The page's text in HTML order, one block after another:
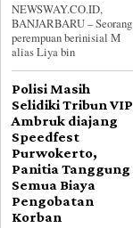
NEWSWAY.CO.ID,
BANJARBARU – Seorang
perempuan berinisial M
alias Liya bin
Polisi Masih
Selidiki Tribun VIP
Ambruk diajang
Speedfest
Purwokerto,
Panitia Tanggung
Semua Biaya
Pengobatan
Korban